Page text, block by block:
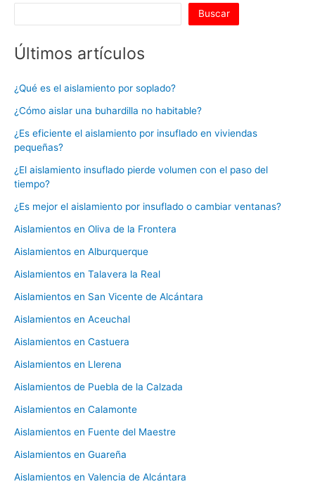
Buscar
Últimos artículos
¿Qué es el aislamiento por soplado?
¿Cómo aislar una buhardilla no habitable?
¿Es eficiente el aislamiento por insuflado en viviendas
pequeñas?
¿El aislamiento insuflado pierde volumen con el paso del
tiempo?
¿Es mejor el aislamiento por insuflado o cambiar ventanas?
Aislamientos en Oliva de la Frontera
Aislamientos en Alburquerque
Aislamientos en Talavera la Real
Aislamientos en San Vicente de Alcántara
Aislamientos en Aceuchal
Aislamientos en Castuera
Aislamientos en Llerena
Aislamientos de Puebla de la Calzada
Aislamientos en Calamonte
Aislamientos en Fuente del Maestre
Aislamientos en Guareña
Aislamientos en Valencia de Alcántara